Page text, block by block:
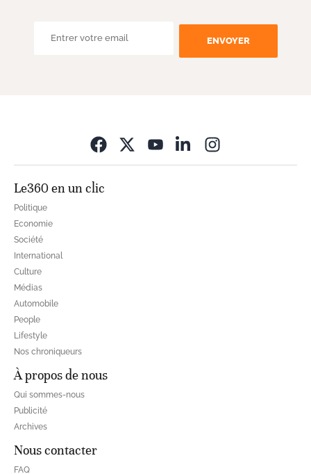
ENVOYER
Le360 en un clic
Politique
Economie
Société
International
Culture
Médias
Automobile
People
Lifestyle
Nos chroniqueurs
À propos de nous
Qui sommes-nous
Publicité
Archives
Nous contacter
FAQ